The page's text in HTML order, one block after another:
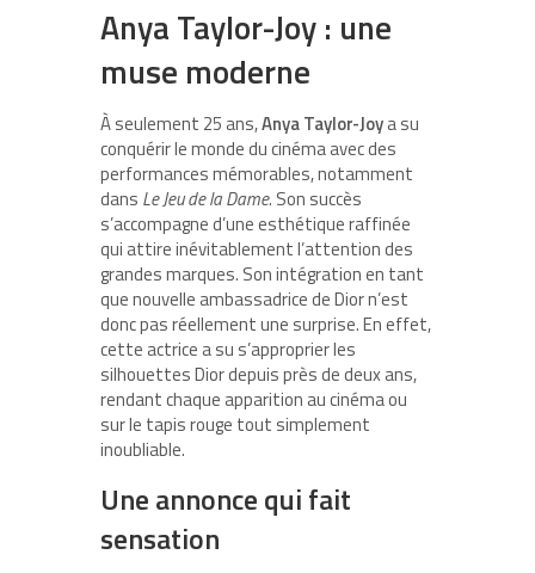
Anya Taylor-Joy : une
muse moderne
À seulement 25 ans,Anya Taylor-Joya su
conquérir le monde du cinéma avec des
performances mémorables, notamment
dans Le Jeu de la Dame. Son succès
s’accompagne d’une esthétique raffinée
qui attire inévitablement l’attention des
grandes marques. Son intégration en tant
que nouvelle ambassadrice de Dior n’est
donc pas réellement une surprise. En effet,
cette actrice a su s’approprier les
silhouettes Dior depuis près de deux ans,
rendant chaque apparition au cinéma ou
sur le tapis rouge tout simplement
inoubliable.
Une annonce qui fait
sensation